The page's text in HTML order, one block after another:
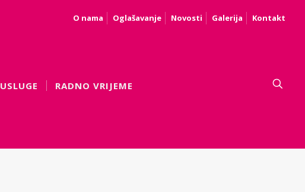
O nama Oglašavanje Novosti Galerija Kontakt
USLUGE RADNO VRIJEME